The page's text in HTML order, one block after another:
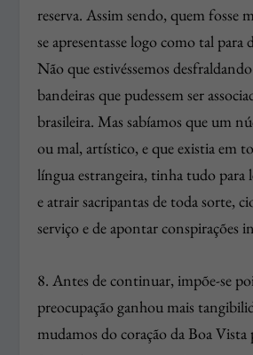
reserva. Assim sendo, quem fosse
se apresentasse logo como tal para
Não que estivéssemos
bandeiras que pudessem ser
brasileira. Mas sabíamos que um
ou mal, artístico, e que existia em
língua estrangeira, tinha tudo para
e atrair sacripantas de toda sorte,
serviço e de apontar conspirações
8. Antes de continuar, impõe-se
preocupação ganhou mais
mudamos do coração da Boa Vista